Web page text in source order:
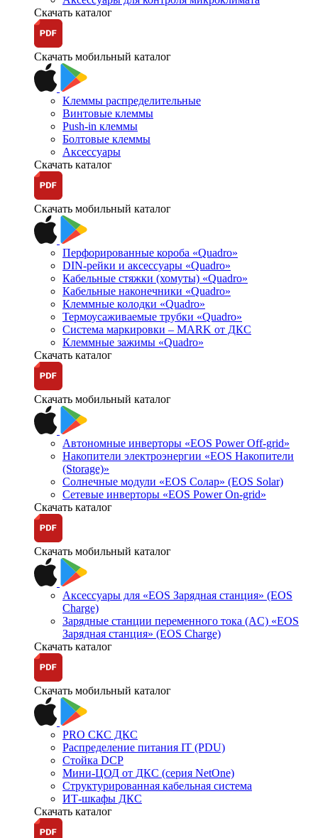
Скачать каталог
Скачать мобильный каталог
Клеммы распределительные
Винтовые клеммы
Push-in клеммы
Болтовые клеммы
Аксессуары
Скачать каталог
Скачать мобильный каталог
Перфорированные короба «Quadro»
DIN-рейки и аксессуары «Quadro»
Кабельные стяжки (хомуты) «Quadro»
Кабельные наконечники «Quadro»
Клеммные колодки «Quadro»
Термоусаживаемые трубки «Quadro»
Система маркировки – MARK от ДКС
Клеммные зажимы «Quadro»
Скачать каталог
Скачать мобильный каталог
Автономные инверторы «EOS Power Off-grid»
Накопители электроэнергии «EOS Накопители
(Storage)»
Солнечные модули «EOS Солар» (EOS Solar)
Сетевые инверторы «EOS Power On-grid»
Скачать каталог
Скачать мобильный каталог
Аксессуары для «EOS Зарядная станция» (EOS
Charge)
Зарядные станции переменного тока (AC) «EOS
Зарядная станция» (EOS Charge)
Скачать каталог
Скачать мобильный каталог
PRO СКС ДКС
Распределение питания IT (PDU)
Стойка DCP
Мини-ЦОД от ДКС (серия NetOne)
Структурированная кабельная система
ИТ-шкафы ДКС
Скачать каталог